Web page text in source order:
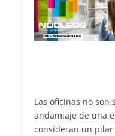
Las oficinas no son
andamiaje de una
consideran un